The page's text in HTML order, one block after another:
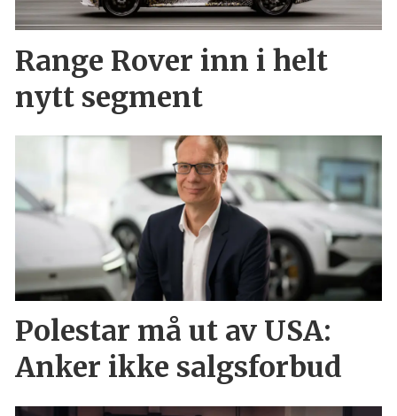
Range Rover inn i helt
nytt segment
Polestar må ut av USA:
Anker ikke salgsforbud